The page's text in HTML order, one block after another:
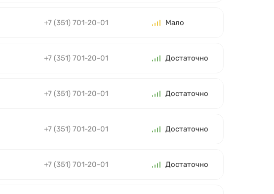
+7 (351) 701-20-01 Мало
+7 (351) 701-20-01 Достаточно
+7 (351) 701-20-01 Достаточно
+7 (351) 701-20-01 Достаточно
+7 (351) 701-20-01 Достаточно